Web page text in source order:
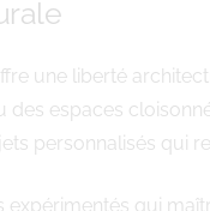
une liberté
espaces
personnalisés qui
qui